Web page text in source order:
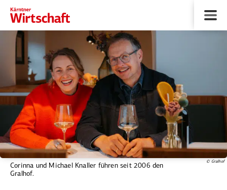
Corinna und Michael Knaller führen seit 2006 den
Gralhof.
© Gralhof